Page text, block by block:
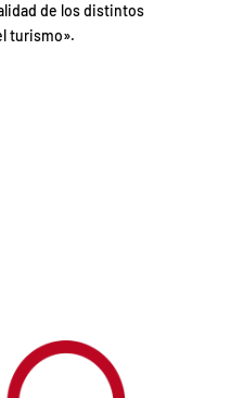
de los distintos
turismo».